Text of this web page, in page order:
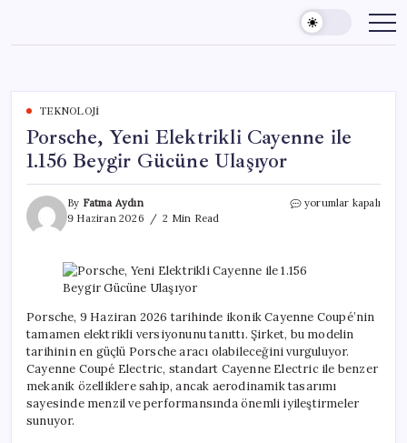
content
TEKNOLOJI
Porsche, Yeni Elektrikli Cayenne ile
1.156 Beygir Gücüne Ulaşıyor
By Fatma Aydın
9 Haziran 2026
2 Min Read
Porsche,
ile
1.156
Gücüne
Ulaşıyor
için
yorumlar kapalı
Porsche, 9 Haziran 2026 tarihinde ikonik Cayenne Coupé’nin
tamamen elektrikli versiyonunu tanıttı. Şirket, bu modelin
tarihinin en güçlü Porsche aracı olabileceğini vurguluyor.
Cayenne Coupé Electric, standart Cayenne Electric ile benzer
mekanik özelliklere sahip, ancak aerodinamik tasarımı
sayesinde menzil ve performansında önemli iyileştirmeler
sunuyor.